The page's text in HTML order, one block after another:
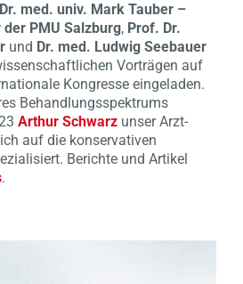
Dr. med. univ. Mark Tauber –
PMU Salzburg, Prof. Dr.
und Dr. med. Ludwig Seebauer
Vorträgen auf
Kongresse eingeladen.
Behandlungsspektrums
Arthur Schwarz unser Arzt-
auf die konservativen
Berichte und Artikel
.